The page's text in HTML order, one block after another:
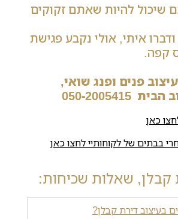
שיכול להיות שאתם זקוקים
איתי, אולי נקבע פגישת
קפה.
פנים ופנג שואי,
הבית
כאן
בבתים של לקוחותיי לחצו כאן
קבלן, שאלות שכיחות:
בעיצוב דירת קבלן?